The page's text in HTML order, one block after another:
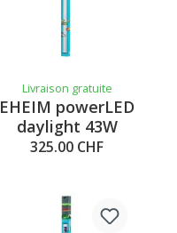
Livraison gratuite
EHEIM powerLED
daylight 43W
325.00 CHF